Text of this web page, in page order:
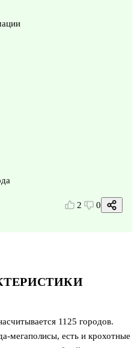
1125 городов.
мегаполисы, есть и крохотные
2 0